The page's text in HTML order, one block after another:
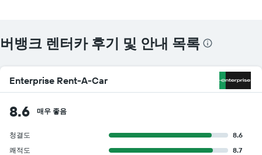
버뱅크 렌터카 후기 및 안내 목록
Enterprise Rent-A-Car
8.6 매우 좋음
청결도
8.6
쾌적도
8.7